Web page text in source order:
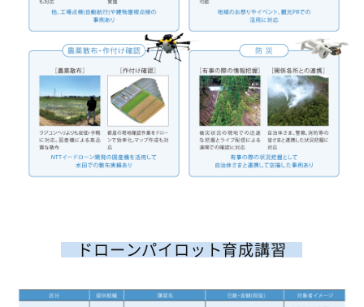
ドローンパイロット育成講習